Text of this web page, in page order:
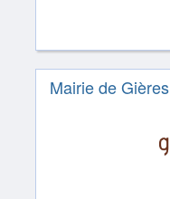
Mairie de Gières